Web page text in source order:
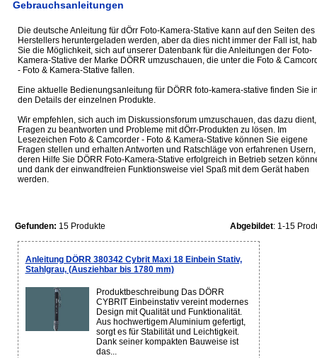
Gebrauchsanleitungen
Die deutsche Anleitung für dÖrr Foto-Kamera-Stative kann auf den Seiten des
Herstellers heruntergeladen werden, aber da dies nicht immer der Fall ist,
Sie die Möglichkeit, sich auf unserer Datenbank für die Anleitungen der Foto-
Kamera-Stative der Marke DÖRR umzuschauen, die unter die Foto &
- Foto & Kamera-Stative fallen.
Eine aktuelle Bedienungsanleitung für DÖRR foto-kamera-stative finden Sie
den Details der einzelnen Produkte.
Wir empfehlen, sich auch im Diskussionsforum umzuschauen, das dazu dient,
Fragen zu beantworten und Probleme mit dÖrr-Produkten zu lösen. Im
Lesezeichen Foto & Camcorder - Foto & Kamera-Stative können Sie eigene
Fragen stellen und erhalten Antworten und Ratschläge von erfahrenen Usern,
deren Hilfe Sie DÖRR Foto-Kamera-Stative erfolgreich in Betrieb setzen
und dank der einwandfreien Funktionsweise viel Spaß mit dem Gerät haben
werden.
Gefunden: 15 Produkte Abgebildet: 1-15
Anleitung DÖRR 380342 Cybrit Maxi 18 Einbein Stativ,
Stahlgrau, (Ausziehbar bis 1780 mm)
Produktbeschreibung Das DÖRR
CYBRIT Einbeinstativ vereint modernes
Design mit Qualität und Funktionalität.
Aus hochwertigem Aluminium gefertigt,
sorgt es für Stabilität und Leichtigkeit.
Dank seiner kompakten Bauweise ist
das...